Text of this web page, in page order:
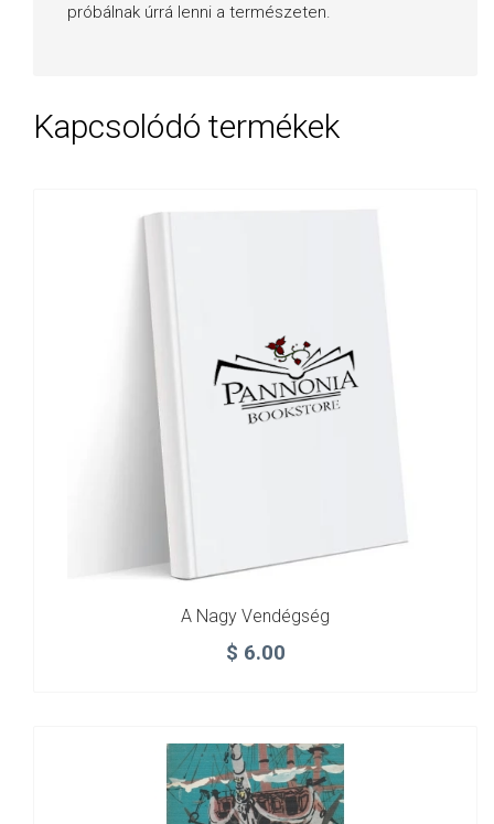
próbálnak úrrá lenni a természeten.
Kapcsolódó termékek
A Nagy Vendégség
$ 6.00